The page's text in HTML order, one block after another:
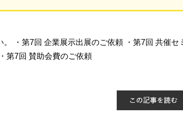
・第7回 企業展示出展のご依頼 ・第7回 共催セ
第7回 賛助会費のご依頼